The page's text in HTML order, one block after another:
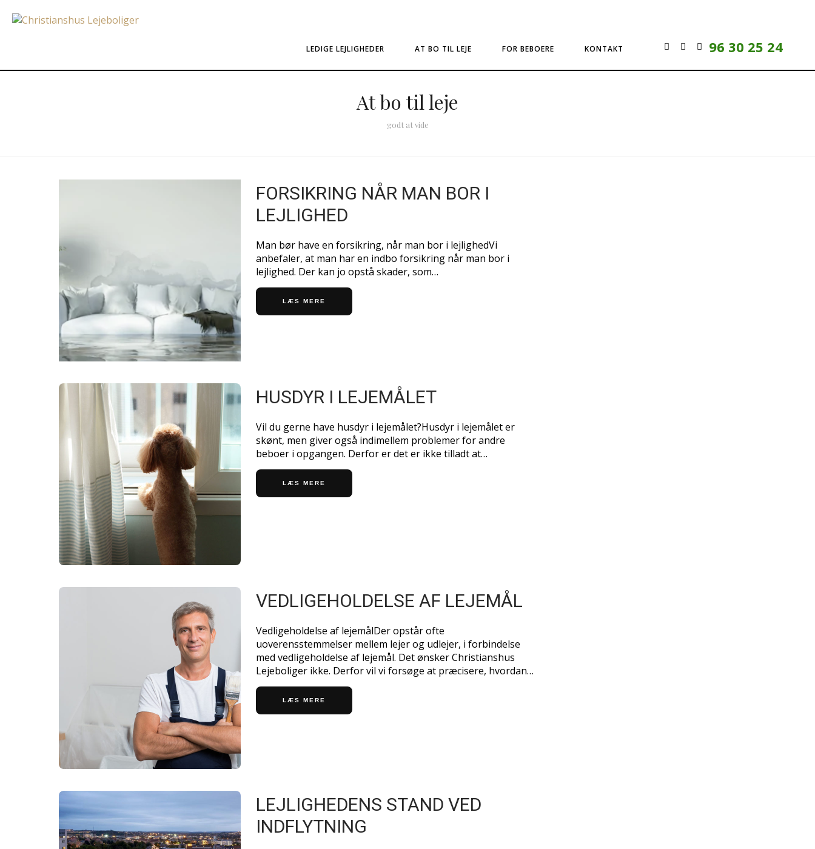
LEDIGE LEJLIGHEDER AT BO TIL LEJE FOR BEBOERE KONTAKT 96 30 25 24
At bo til leje
godt at vide
FORSIKRING NÅR MAN BOR I
LEJLIGHED
Man bør have en forsikring, når man bor i lejlighedVi
anbefaler, at man har en indbo forsikring når man bor i
lejlighed. Der kan jo opstå skader, som…
LÆS MERE
HUSDYR I LEJEMÅLET
Vil du gerne have husdyr i lejemålet?Husdyr i lejemålet er
skønt, men giver også indimellem problemer for andre
beboer i opgangen. Derfor er det er ikke tilladt at…
LÆS MERE
VEDLIGEHOLDELSE AF LEJEMÅL
Vedligeholdelse af lejemålDer opstår ofte
uoverensstemmelser mellem lejer og udlejer, i forbindelse
med vedligeholdelse af lejemål. Det ønsker Christianshus
Lejeboliger ikke. Derfor vil vi forsøge at præcisere, hvordan…
LÆS MERE
LEJLIGHEDENS STAND VED
INDFLYTNING